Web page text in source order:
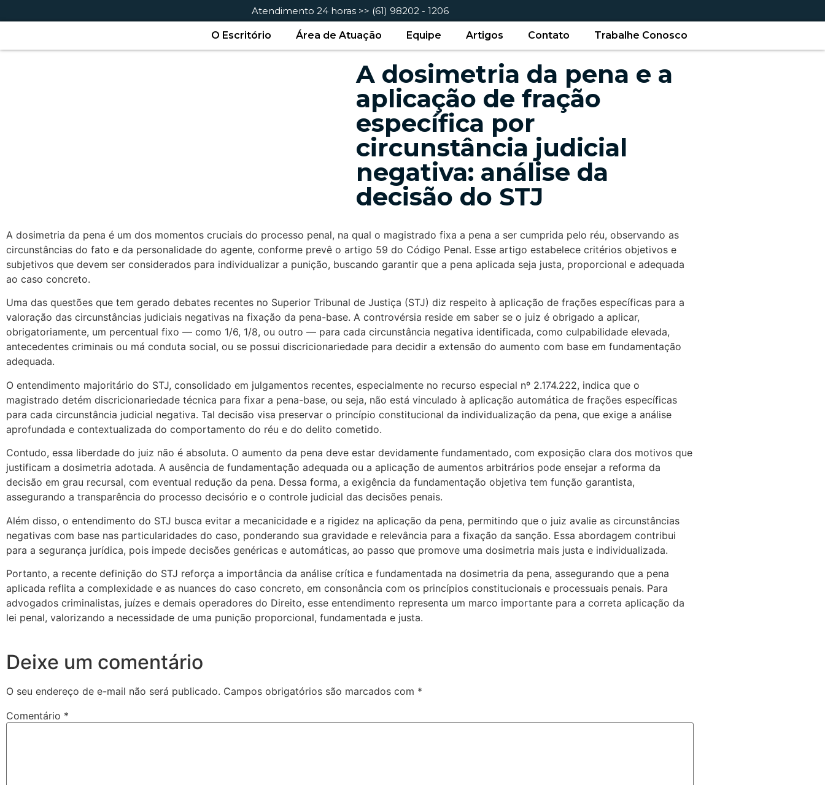
Atendimento 24 horas >> (61) 98202 - 1206
O Escritório Área de Atuação Equipe Artigos Contato Trabalhe Conosco
A dosimetria da pena e a
aplicação de fração
específica por
circunstância judicial
negativa: análise da
decisão do STJ
A dosimetria da pena é um dos momentos cruciais do processo penal, na qual o magistrado fixa a pena a ser cumprida pelo réu, observando as
circunstâncias do fato e da personalidade do agente, conforme prevê o artigo 59 do Código Penal. Esse artigo estabelece critérios objetivos e
subjetivos que devem ser considerados para individualizar a punição, buscando garantir que a pena aplicada seja justa, proporcional e adequada
ao caso concreto.
Uma das questões que tem gerado debates recentes no Superior Tribunal de Justiça (STJ) diz respeito à aplicação de frações específicas para a
valoração das circunstâncias judiciais negativas na fixação da pena-base. A controvérsia reside em saber se o juiz é obrigado a aplicar,
obrigatoriamente, um percentual fixo — como 1/6, 1/8, ou outro — para cada circunstância negativa identificada, como culpabilidade elevada,
antecedentes criminais ou má conduta social, ou se possui discricionariedade para decidir a extensão do aumento com base em fundamentação
adequada.
O entendimento majoritário do STJ, consolidado em julgamentos recentes, especialmente no recurso especial nº 2.174.222, indica que o
magistrado detém discricionariedade técnica para fixar a pena-base, ou seja, não está vinculado à aplicação automática de frações específicas
para cada circunstância judicial negativa. Tal decisão visa preservar o princípio constitucional da individualização da pena, que exige a análise
aprofundada e contextualizada do comportamento do réu e do delito cometido.
Contudo, essa liberdade do juiz não é absoluta. O aumento da pena deve estar devidamente fundamentado, com exposição clara dos motivos que
justificam a dosimetria adotada. A ausência de fundamentação adequada ou a aplicação de aumentos arbitrários pode ensejar a reforma da
decisão em grau recursal, com eventual redução da pena. Dessa forma, a exigência da fundamentação objetiva tem função garantista,
assegurando a transparência do processo decisório e o controle judicial das decisões penais.
Além disso, o entendimento do STJ busca evitar a mecanicidade e a rigidez na aplicação da pena, permitindo que o juiz avalie as circunstâncias
negativas com base nas particularidades do caso, ponderando sua gravidade e relevância para a fixação da sanção. Essa abordagem contribui
para a segurança jurídica, pois impede decisões genéricas e automáticas, ao passo que promove uma dosimetria mais justa e individualizada.
Portanto, a recente definição do STJ reforça a importância da análise crítica e fundamentada na dosimetria da pena, assegurando que a pena
aplicada reflita a complexidade e as nuances do caso concreto, em consonância com os princípios constitucionais e processuais penais. Para
advogados criminalistas, juízes e demais operadores do Direito, esse entendimento representa um marco importante para a correta aplicação da
lei penal, valorizando a necessidade de uma punição proporcional, fundamentada e justa.
Deixe um comentário
O seu endereço de e-mail não será publicado. Campos obrigatórios são marcados com *
Comentário *